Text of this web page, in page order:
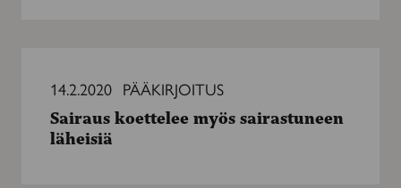
koettelee
myös
sairastuneen
läheisiä
14.2.2020 PÄÄKIRJOITUS
Sairaus koettelee myös sairastuneen
läheisiä